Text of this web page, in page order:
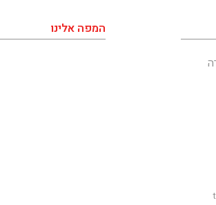
המפה אלינו